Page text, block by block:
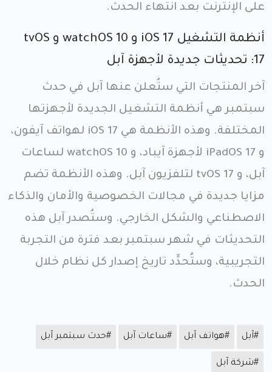
على الإنترنت بعد انتهاء الحدث.
أنظمة التشغيل iOS 17 و watchOS 10 و tvOS
17: تحديثات جديدة لأجهزة آبل
آخر المنتجات التي ستُعلن عنها آبل في حدث
سبتمبر هي أنظمة التشغيل الجديدة لأجهزتها
المختلفة. وهذه الأنظمة هي iOS 17 لهواتف آيفون،
و iPadOS 17 لأجهزة آيباد، و watchOS 10 لساعات
آبل، و tvOS 17 لتلفزيون آبل. وهذه الأنظمة تضم
مزايا جديدة في مجالات الخصوصية والأمان والذكاء
الاصطناعي والشكل الخارجي. وستُصدر آبل هذه
التحديثات في شهر سبتمبر بعد فترة من التجربة
التجريبية، وستُحدِّد تاريخ إصدار كل نظام خلال
الحدث.
#آبل #هواتف آبل #ساعات آبل #حدث سبتمبر آبل
#شركة آبل